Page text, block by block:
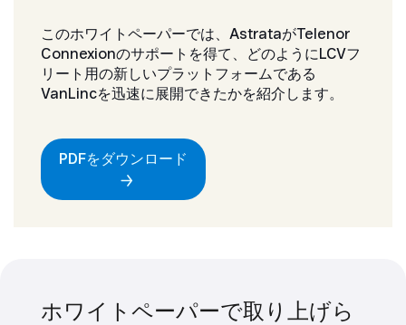
このホワイトペーパーでは、AstrataがTelenor
Connexionのサポートを得て、どのようにLCVフ
リート用の新しいプラットフォームである
VanLincを迅速に展開できたかを紹介します。
PDFをダウンロード
ホワイトペーパーで取り上げら